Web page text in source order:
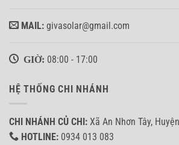
MAIL: givasolar@gmail.com
GIỜ: 08:00 - 17:00
HỆ THỐNG CHI NHÁNH
CHI NHÁNH CỦ CHI: Xã An Nhơn Tây,
HOTLINE: 0934 013 083